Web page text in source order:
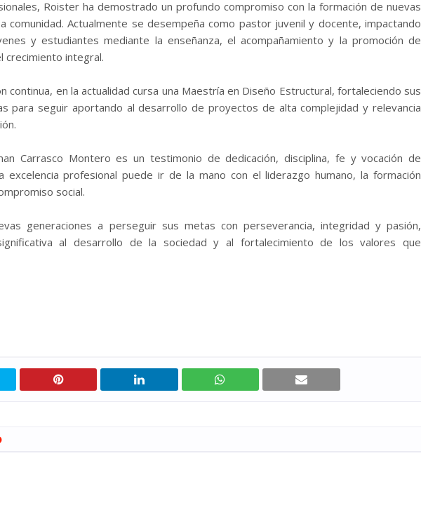
Roister ha demostrado un profundo compromiso con la formación de nuevas
comunidad. Actualmente se desempeña como pastor juvenil y docente, impactando
y estudiantes mediante la enseñanza, el acompañamiento y la promoción de
crecimiento integral.
continua, en la actualidad cursa una Maestría en Diseño Estructural, fortaleciendo sus
para seguir aportando al desarrollo de proyectos de alta complejidad y relevancia
Carrasco Montero es un testimonio de dedicación, disciplina, fe y vocación de
excelencia profesional puede ir de la mano con el liderazgo humano, la formación
social.
generaciones a perseguir sus metas con perseverancia, integridad y pasión,
al desarrollo de la sociedad y al fortalecimiento de los valores que